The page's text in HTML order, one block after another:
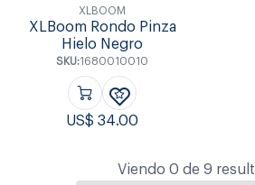
XLBOOM
XLBoom Rondo Pinza
Hielo Negro
SKU:1680010010
US$34.00
Viendo 0 de 9